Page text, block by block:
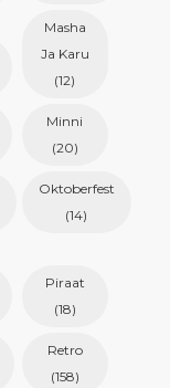
Masha
Ja Karu
(12)
Minni
(20)
Oktoberfest
(14)
Piraat
(18)
Retro
(158)